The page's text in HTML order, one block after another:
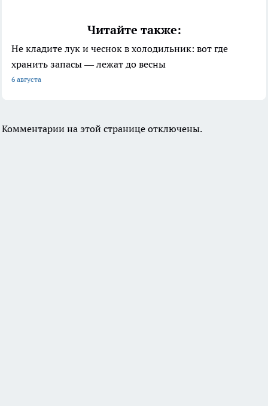
Читайте также:
Не кладите лук и чеснок в холодильник: вот где
хранить запасы — лежат до весны
6 августа
Комментарии на этой странице отключены.